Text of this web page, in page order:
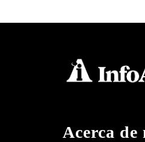
Acerca de